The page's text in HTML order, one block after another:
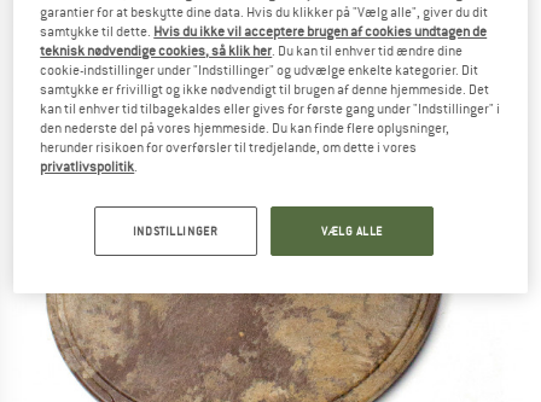
garantier for at beskytte dine data. Hvis du klikker på "Vælg alle", giver du dit
samtykke til dette. Hvis du ikke vil acceptere brugen af cookies undtagen de
teknisk nødvendige cookies, så klik her . Du kan til enhver tid ændre dine
cookie-indstillinger under "Indstillinger" og udvælge enkelte kategorier. Dit
samtykke er frivilligt og ikke nødvendigt til brugen af denne hjemmeside. Det
kan til enhver tid tilbagekaldes eller gives for første gang under "Indstillinger" i
den nederste del på vores hjemmeside. Du kan finde flere oplysninger,
herunder risikoen for overførsler til tredjelande, om dette i vores
privatlivspolitik
INDSTILLINGER VÆLG ALLE